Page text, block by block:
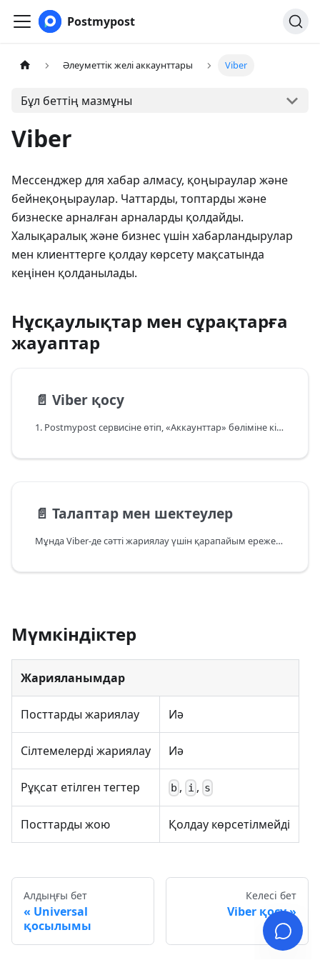
Postmypost
Әлеуметтік желі аккаунттары Viber
Бұл беттің мазмұны
Viber
Мессенджер для хабар алмасу, қоңыраулар және
бейнеқоңыраулар. Чаттарды, топтарды және
бизнеске арналған арналарды қолдайды.
Халықаралық және бизнес үшін хабарландырулар
мен клиенттерге қолдау көрсету мақсатында
кеңінен қолданылады.
Нұсқаулықтар мен сұрақтарға
жауаптар
📄️ Viber қосу
1. Postmypost сервисіне өтіп, «Аккаунттар» бөліміне кіру арқылы Viber жанына «Қосу» батырмасын басыңыз.
📄️ Талаптар мен шектеулер
Мұнда Viber-де сәтті жариялау үшін қарапайым ережелер жинақталған.
Мүмкіндіктер
Жарияланымдар
Посттарды жариялау Иә
Сілтемелерді жариялау Иә
Рұқсат етілген тегтер b , i , s
Посттарды жою Қолдау көрсетілмейді
Алдыңғы бет
Universal
қосылымы
Келесі бет
Viber қосу